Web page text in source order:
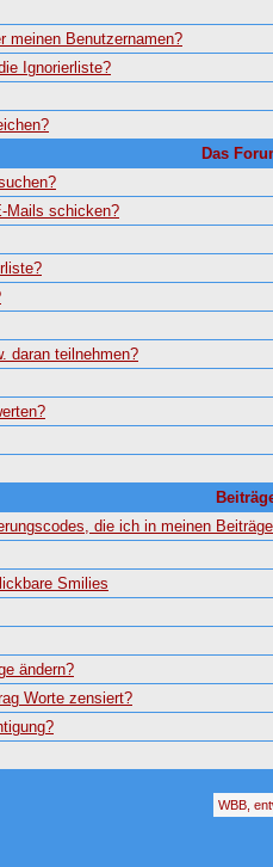
meinen Benutzernamen?
Ignorierliste?
Das
Mails schicken?
daran teilnehmen?
die ich in meinen
Smilies
ändern?
Worte zensiert?
WBB,